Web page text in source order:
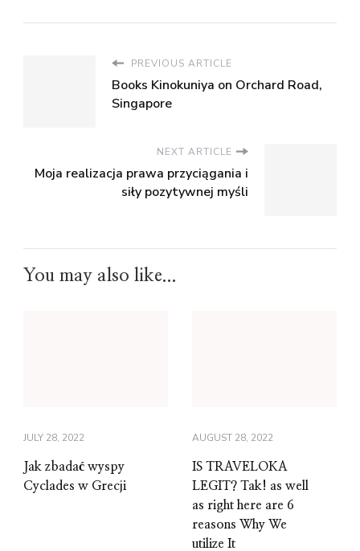
PREVIOUS ARTICLE
Books Kinokuniya on Orchard Road,
Singapore
NEXT ARTICLE
Moja realizacja prawa przyciągania i
siły pozytywnej myśli
You may also like...
JULY 28, 2022
Jak zbadać wyspy
Cyclades w Grecji
AUGUST 28, 2022
IS TRAVELOKA
LEGIT? Tak! as well
as right here are 6
reasons Why We
utilize It